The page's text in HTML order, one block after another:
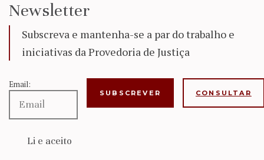
Newsletter
Subscreva e mantenha-se a par do trabalho e
iniciativas da Provedoria de Justiça
Email:
Li e aceito
CONSULTAR